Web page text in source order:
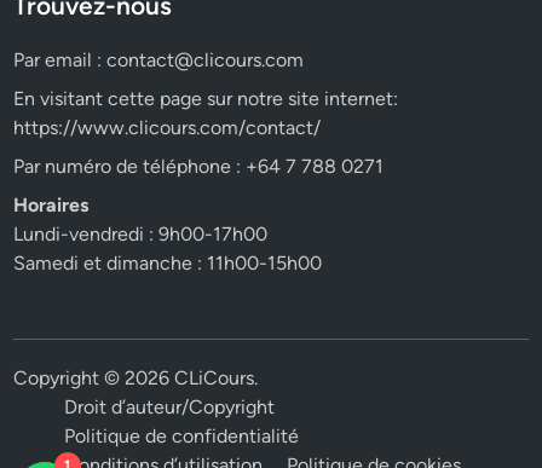
Par email :contact@clicours.com
En visitant cette page sur notre site internet:
https://www.clicours.com/contact/
Par numéro de téléphone : +64 7 788 0271
Horaires
Lundi-vendredi : 9h00-17h00
Samedi et dimanche : 11h00-15h00
Copyright © 2026CLiCours.
Droit d’auteur/Copyright
Politique de confidentialité